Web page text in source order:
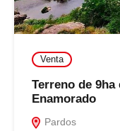
Venta
Terreno de
Enamorado
Pardos